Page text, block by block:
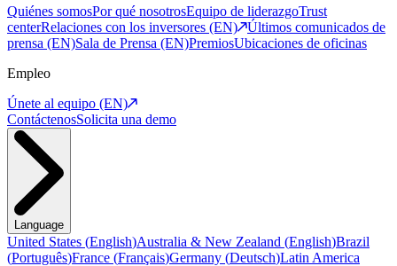
Quiénes somosPor qué nosotrosEquipo de liderazgoTrust
centerRelaciones con los inversores (EN)
Últimos comunicados de
prensa (EN)Sala de Prensa (EN)PremiosUbicaciones de oficinas
Empleo
Únete al equipo (EN)
ContáctenosSolicita una demo
Language
United States (English)Australia & New Zealand (English)Brazil
(Português)France (Français)Germany (Deutsch)Latin America